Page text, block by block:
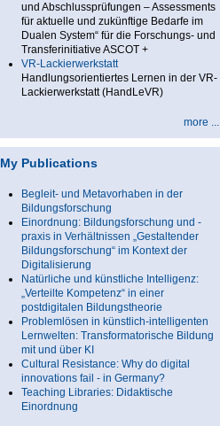
und Abschlussprüfungen – Assessments
für aktuelle und zukünftige Bedarfe im
Dualen System“ für die Forschungs- und
Transferinitiative ASCOT +
VR-Lackierwerkstatt
Handlungsorientiertes Lernen in der VR-
Lackierwerkstatt (HandLeVR)
more ...
My Publications
Begleit- und Metavorhaben in der
Bildungsforschung
Einordnung: Bildungsforschung und -
praxis in Verhältnissen „Gestaltender
Bildungsforschung“ im Kontext der
Digitalisierung
Natürliche und künstliche Intelligenz:
„Verteilte Kompetenz“ in einer
postdigitalen Bildungstheorie
Problemlösen in künstlich-intelligenten
Lernwelten: Transformatorische Bildung
mit und über KI
Cultural Resistance: Why do digital
innovations fail - in Germany?
Teaching Libraries: Didaktische
Einordnung